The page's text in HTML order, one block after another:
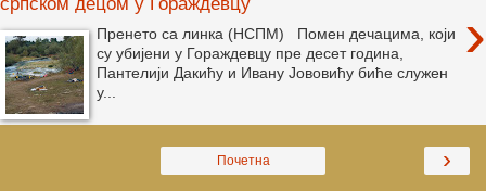
›
Пренето са линка (НСПМ) Помен дечацима, који
су убијени у Гораждевцу пре десет година,
Пантелији Дакићу и Ивану Јововићу биће служен
у...
›
Почетна